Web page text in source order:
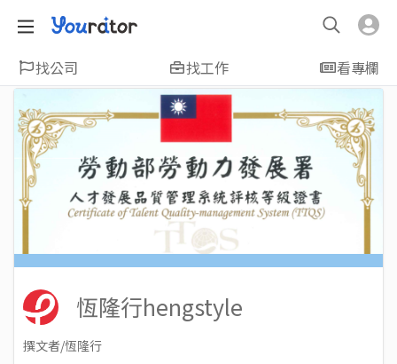
找公司 找工作 看專欄
恆隆行hengstyle
撰文者/恆隆行